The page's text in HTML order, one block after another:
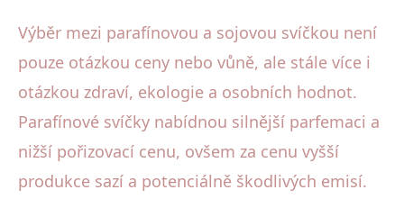
Výběr mezi parafínovou a sojovou svíčkou není
pouze otázkou ceny nebo vůně, ale stále více i
otázkou zdraví, ekologie a osobních hodnot.
Parafínové svíčky nabídnou silnější parfemaci a
nižší pořizovací cenu, ovšem za cenu vyšší
produkce sazí a potenciálně škodlivých emisí.